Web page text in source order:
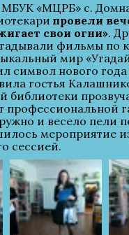
МБУК «МЦРБ» с.
провели
свои огни».
фильмы по
мир
символ нового года
гостья
библиотеки
профессиональной
и весело пели
мероприятие
сессией.